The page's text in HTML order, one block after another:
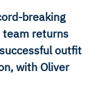
breaking
returns
outfit
with Oliver